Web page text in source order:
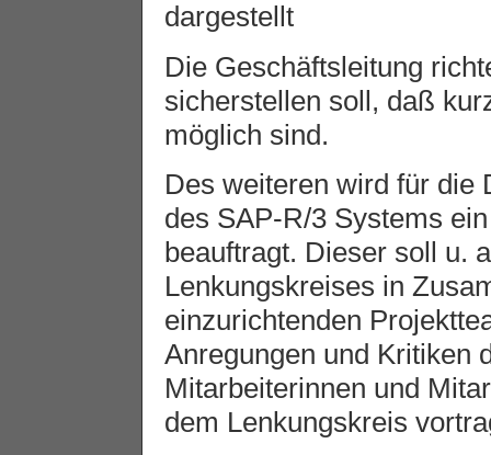
dargestellt
Die Geschäftsleitung
sicherstellen soll, daß
möglich sind.
Des weiteren wird für die
des SAP-R/3 Systems
beauftragt. Dieser soll u.
Lenkungskreises in
einzurichtenden
Anregungen und Kritiken
Mitarbeiterinnen und
dem Lenkungskreis